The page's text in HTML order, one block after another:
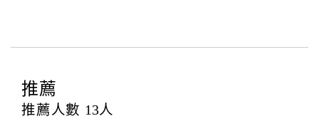
四、其他(未滿18歲入住說明)
．未滿18歲(限制行為能力人)使用網站訂房，需先取得
推薦
推薦人數 13人